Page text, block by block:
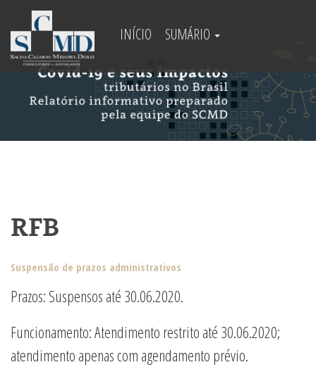
INÍCIO SUMÁRIO
RFB
Suspensão de prazos administrativos
Prazos: Suspensos até 30.06.2020.
Funcionamento: Atendimento restrito até 30.06.2020;
atendimento apenas com agendamento prévio.